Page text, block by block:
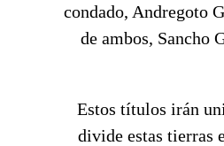
condado, Andregoto
de ambos, Sancho
Estos títulos irán
divide estas tierras